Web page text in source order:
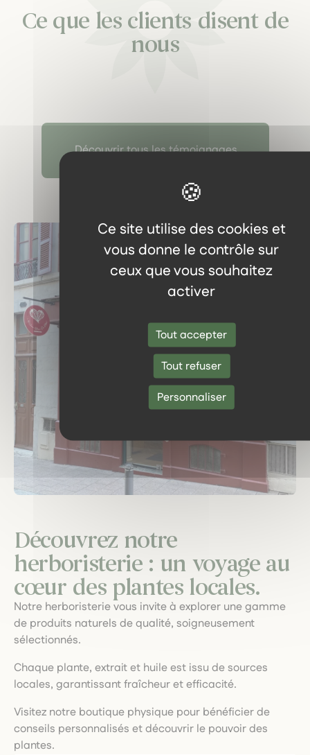
Ce site utilise des cookies et
vous donne le contrôle sur
ceux que vous souhaitez
activer
Tout accepter
Tout refuser
Personnaliser
Ce que les clients disent de
nous
Découvrir tous les témoignages
Découvrez notre
herboristerie : un voyage au
cœur des plantes locales.
Notre herboristerie vous invite à explorer une gamme
de produits naturels de qualité, soigneusement
sélectionnés.
Chaque plante, extrait et huile est issu de sources
locales, garantissant fraîcheur et efficacité.
Visitez notre boutique physique pour bénéficier de
conseils personnalisés et découvrir le pouvoir des
plantes.